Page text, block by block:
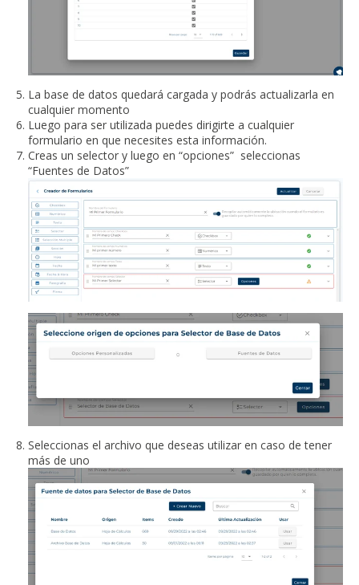
La base de datos quedará cargada y podrás actualizarla en
cualquier momento
Luego para ser utilizada puedes dirigirte a cualquier
formulario en que necesites esta información.
Creas un selector y luego en “opciones” seleccionas
“Fuentes de Datos”
Seleccionas el archivo que deseas utilizar en caso de tener
más de uno